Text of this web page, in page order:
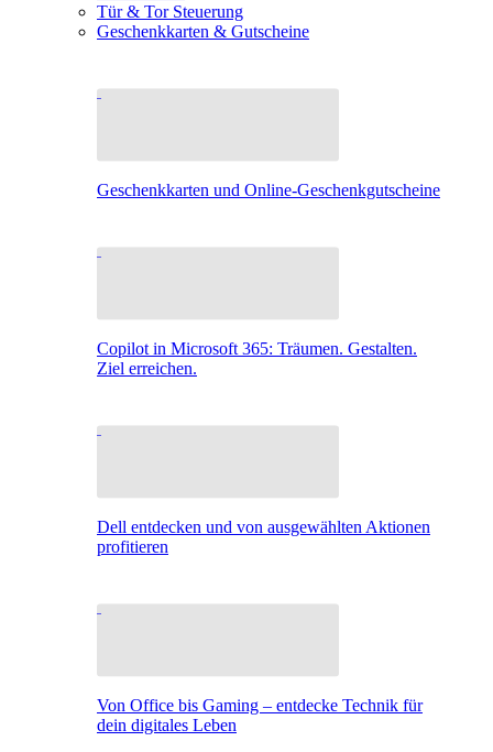
Tür & Tor Steuerung
Geschenkkarten & Gutscheine
Geschenkkarten und Online-Geschenkgutscheine
Copilot in Microsoft 365: Träumen. Gestalten.
Ziel erreichen.
Dell entdecken und von ausgewählten Aktionen
profitieren
Von Office bis Gaming – entdecke Technik für
dein digitales Leben